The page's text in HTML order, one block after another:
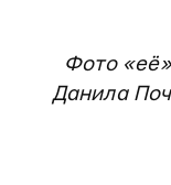
Фото
Данила